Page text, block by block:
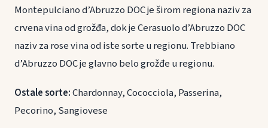
Montepulciano d’Abruzzo DOC je širom regiona naziv za
crvena vina od grožđa, dok je Cerasuolo d’Abruzzo DOC
naziv za rose vina od iste sorte u regionu. Trebbiano
d’Abruzzo DOC je glavno belo grožđe u regionu.
Ostale sorte:Chardonnay, Cococciola, Passerina,
Pecorino, Sangiovese